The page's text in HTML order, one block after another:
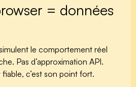
= données
le comportement réel
Pas d’approximation API.
fiable, c’est son point fort.